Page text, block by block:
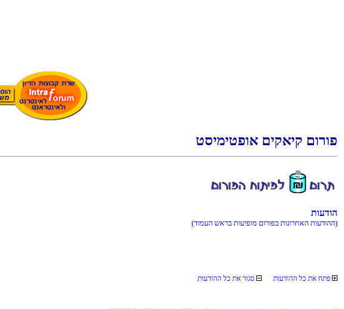
טסימיטפוא םיקאיק םורופ
תועדוה
(דומעה שארב תועיפומ םורופב תונורחאה תועדוהה)
תועדוהה לכ תא רוגס תועדוהה לכ תא חתפ